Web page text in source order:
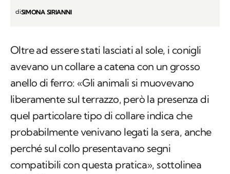
diSIMONA SIRIANNI
Oltre ad essere stati lasciati al sole, i conigli
avevano un collare a catena con un grosso
anello di ferro: «Gli animali si muovevano
liberamente sul terrazzo, però la presenza di
quel particolare tipo di collare indica che
probabilmente venivano legati la sera, anche
perché sul collo presentavano segni
compatibili con questa pratica», sottolinea